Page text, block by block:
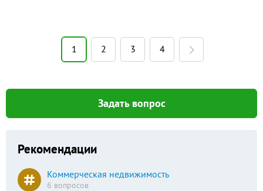
1 2 3 4
Задать вопрос
Рекомендации
Коммерческая недвижимость
6 вопросов